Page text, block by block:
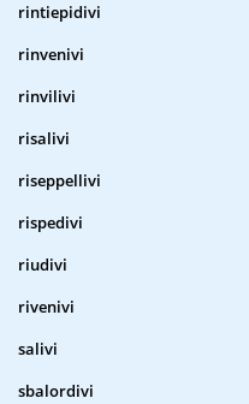
rintiepidivi
rinvenivi
rinvilivi
risalivi
riseppellivi
rispedivi
riudivi
rivenivi
salivi
sbalordivi